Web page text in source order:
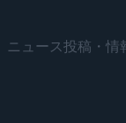
ニュース投稿・情